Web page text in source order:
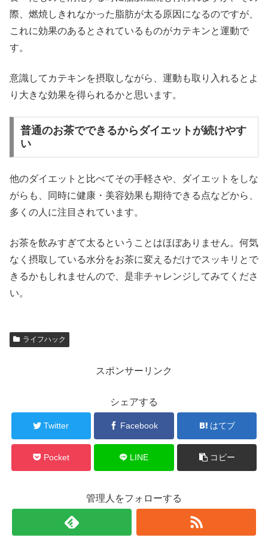
際、燃焼しきれなかった脂肪が太る原因になるのですが、
これに効果のあるとされているものがカテキンと運動で
す。
意識してカテキンを摂取しながら、運動も取り入れるとよ
り大きな効果を得られるかと思います。
普通のお茶でできるからダイエットが続けやす
い
他のダイエットと比べてその手軽さや、ダイエットをしな
がらも、同時に健康・美容効果も期待できる点などから、
多くの人に注目されています。
お茶を飲みすぎて太るということはほぼありません。何気
なく摂取している水分をお茶に変えるだけでスッキリとで
きるかもしれませんので、是非チャレンジしてみてくださ
い。
ライフハック
スポンサーリンク
シェアする
Twitter Facebook はてブ
Pocket LINE コピー
管理人をフォローする